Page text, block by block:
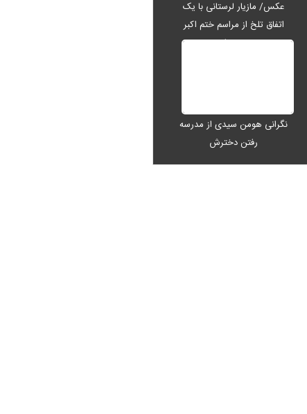
عکس/ مازیار لرستانی با یک
اتفاق تلخ از مراسم ختم اکبر
عبدی رفت
نگرانی هومن سیدی از مدرسه
رفتن دخترش